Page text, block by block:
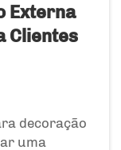
Externa
Clientes
decoração
uma